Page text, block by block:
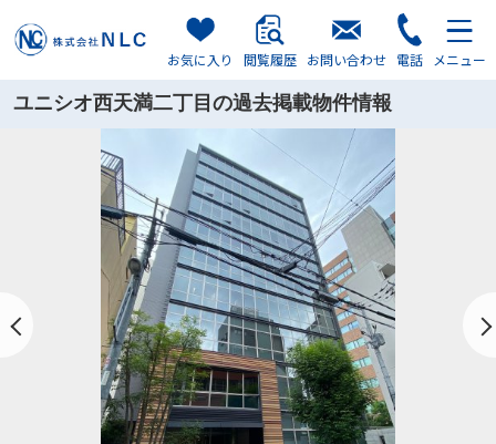
お気に入り 閲覧履歴 お問い合わせ 電話 メニュー
ユニシオ西天満二丁目の過去掲載物件情報